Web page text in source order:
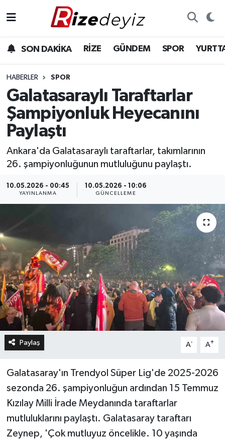
SON DAKİKA RİZE GÜNDEM SPOR
HABERLER SPOR
Galatasaraylı Taraftarlar
Şampiyonluk Heyecanını
Paylaştı
Ankara'da Galatasaraylı taraftarlar, takımlarının
26. şampiyonluğunun mutluluğunu paylaştı.
10.05.2026 - 00:45
YAYINLANMA
10.05.2026 - 10:06
GÜNCELLEME
Paylaş A- A+
Galatasaray'ın Trendyol Süper Lig'de 2025-2026
sezonda 26. şampiyonluğun ardından 15 Temmuz
Kızılay Milli İrade Meydanında taraftarlar
mutluluklarını paylaştı. Galatasaray taraftarı
Zeynep, 'Çok mutluyuz öncelikle. 10 yaşında
Gündem
Yurttan Haberler
Ekonomi
Teknoloji
Sağlık
Rize Hava Durumu
Rize Trafik Yoğunluk Haritası
Süper Lig Puan Durumu ve Fikstür
Tüm Manşetler
Son Dakika Haberleri
Haber Arşivi